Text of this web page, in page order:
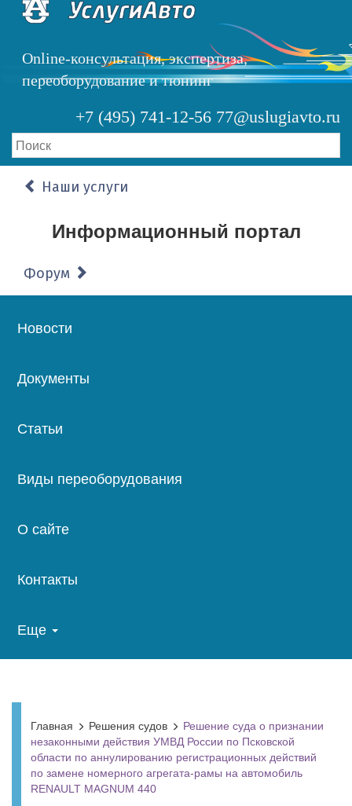
Перейти
содержанию
Online-консультация, экспертиза,
переоборудование и тюнинг
+7 (495) 741-12-56 77@uslugiavto.ru
Наши услуги
Информационный портал
Форум
Основная
Новости
Документы
Статьи
Виды переоборудования
О сайте
Контакты
Еще
Главная Решения судов
Решение суда о признании
незаконными действия УМВД России по Псковской
области по аннулированию регистрационных действий
по замене номерного агрегата-рамы на автомобиль
RENAULT MAGNUM 440